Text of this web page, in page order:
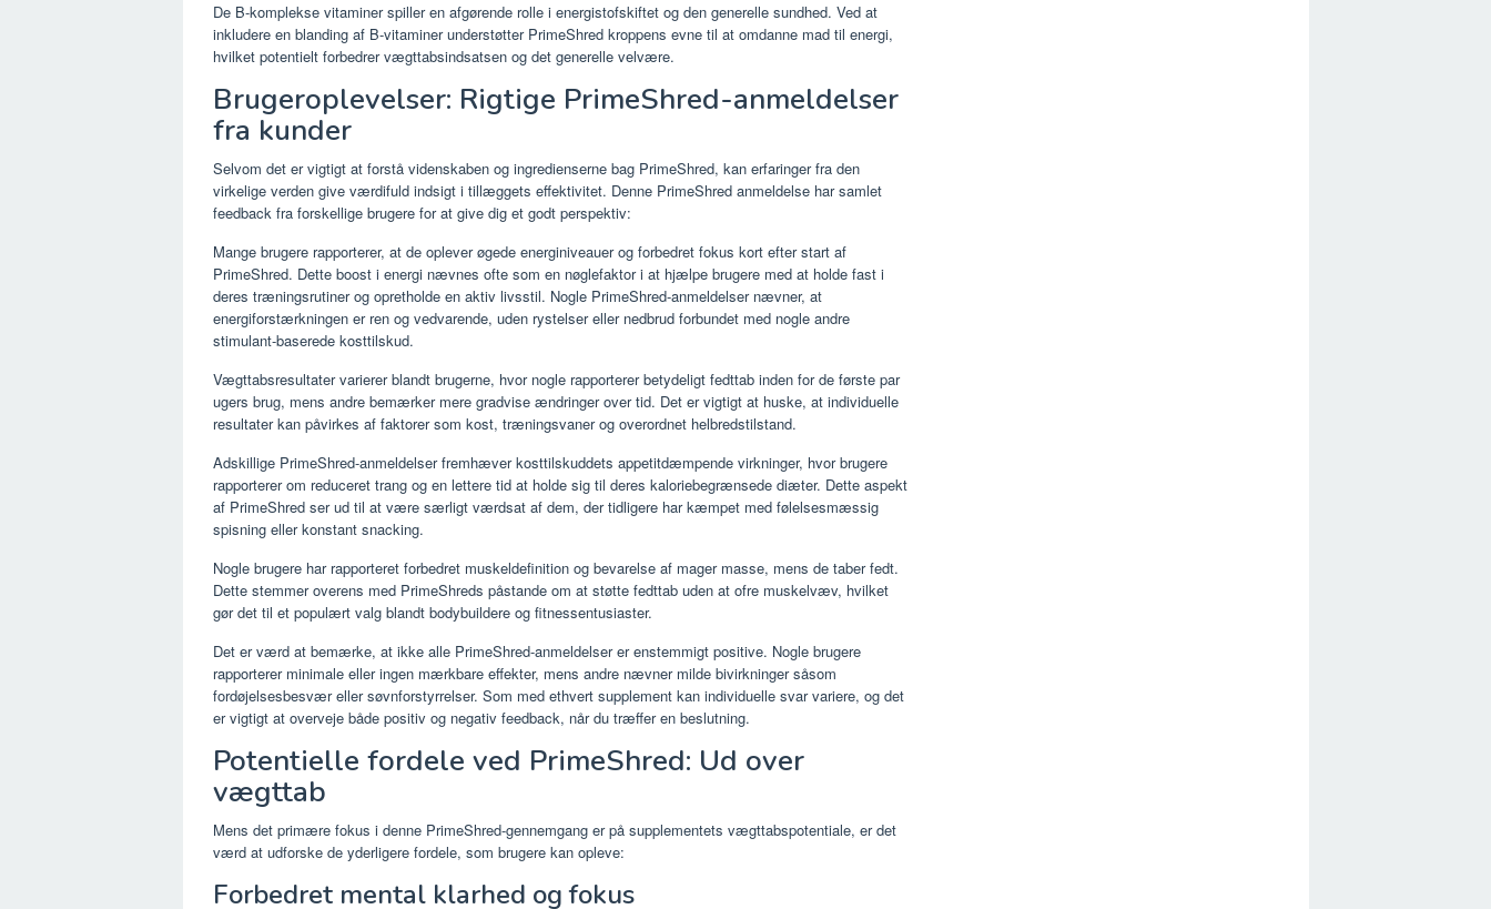
De B-komplekse vitaminer spiller en afgørende rolle i energistofskiftet og den generelle sundhed. Ved at
inkludere en blanding af B-vitaminer understøtter PrimeShred kroppens evne til at omdanne mad til energi,
hvilket potentielt forbedrer vægttabsindsatsen og det generelle velvære.
Brugeroplevelser: Rigtige PrimeShred-anmeldelser
fra kunder
Selvom det er vigtigt at forstå videnskaben og ingredienserne bag PrimeShred, kan erfaringer fra den
virkelige verden give værdifuld indsigt i tillæggets effektivitet. Denne PrimeShred anmeldelse har samlet
feedback fra forskellige brugere for at give dig et godt perspektiv:
Mange brugere rapporterer, at de oplever øgede energiniveauer og forbedret fokus kort efter start af
PrimeShred. Dette boost i energi nævnes ofte som en nøglefaktor i at hjælpe brugere med at holde fast i
deres træningsrutiner og opretholde en aktiv livsstil. Nogle PrimeShred-anmeldelser nævner, at
energiforstærkningen er ren og vedvarende, uden rystelser eller nedbrud forbundet med nogle andre
stimulant-baserede kosttilskud.
Vægttabsresultater varierer blandt brugerne, hvor nogle rapporterer betydeligt fedttab inden for de første par
ugers brug, mens andre bemærker mere gradvise ændringer over tid. Det er vigtigt at huske, at individuelle
resultater kan påvirkes af faktorer som kost, træningsvaner og overordnet helbredstilstand.
Adskillige PrimeShred-anmeldelser fremhæver kosttilskuddets appetitdæmpende virkninger, hvor brugere
rapporterer om reduceret trang og en lettere tid at holde sig til deres kaloriebegrænsede diæter. Dette aspekt
af PrimeShred ser ud til at være særligt værdsat af dem, der tidligere har kæmpet med følelsesmæssig
spisning eller konstant snacking.
Nogle brugere har rapporteret forbedret muskeldefinition og bevarelse af mager masse, mens de taber fedt.
Dette stemmer overens med PrimeShreds påstande om at støtte fedttab uden at ofre muskelvæv, hvilket
gør det til et populært valg blandt bodybuildere og fitnessentusiaster.
Det er værd at bemærke, at ikke alle PrimeShred-anmeldelser er enstemmigt positive. Nogle brugere
rapporterer minimale eller ingen mærkbare effekter, mens andre nævner milde bivirkninger såsom
fordøjelsesbesvær eller søvnforstyrrelser. Som med ethvert supplement kan individuelle svar variere, og det
er vigtigt at overveje både positiv og negativ feedback, når du træffer en beslutning.
Potentielle fordele ved PrimeShred: Ud over
vægttab
Mens det primære fokus i denne PrimeShred-gennemgang er på supplementets vægttabspotentiale, er det
værd at udforske de yderligere fordele, som brugere kan opleve:
Forbedret mental klarhed og fokus